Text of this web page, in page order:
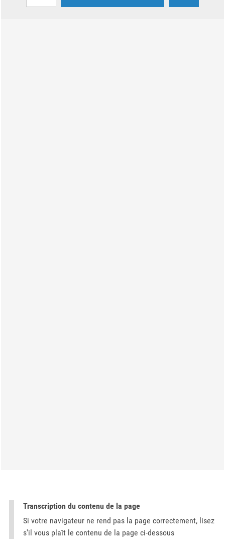
Transcription du contenu de la page
Si votre navigateur ne rend pas la page correctement, lisez
s'il vous plaît le contenu de la page ci-dessous